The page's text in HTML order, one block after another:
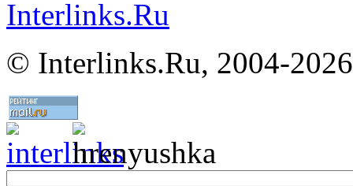
© Interlinks.Ru, 2004-2026